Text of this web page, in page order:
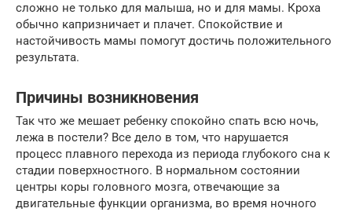
сложно не только для малыша, но и для мамы. Кроха
обычно капризничает и плачет. Спокойствие и
настойчивость мамы помогут достичь положительного
результата.
Причины возникновения
Так что же мешает ребенку спокойно спать всю ночь,
лежа в постели? Все дело в том, что нарушается
процесс плавного перехода из периода глубокого сна к
стадии поверхностного. В нормальном состоянии
центры коры головного мозга, отвечающие за
двигательные функции организма, во время ночного